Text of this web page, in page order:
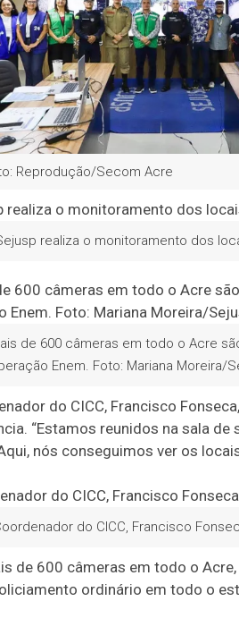
Reprodução/Secom Acre
realiza o monitoramento dos
de 600 câmeras em todo o Acre
Enem. Foto: Mariana Moreira/
do CICC, Francisco
“Estamos reunidos na sala
nós conseguimos ver os
do CICC, Francisco
de 600 câmeras em todo o
ordinário em todo o